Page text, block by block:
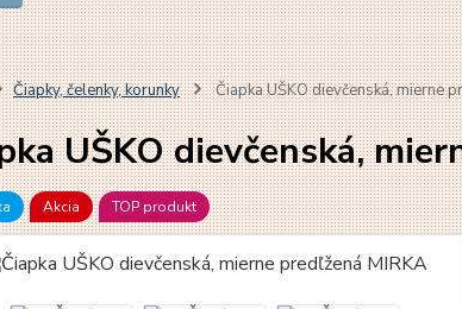
Čiapky, čelenky, korunky Čiapka UŠKO dievčenská, mierne
UŠKO dievčenská,
Akcia TOP produkt